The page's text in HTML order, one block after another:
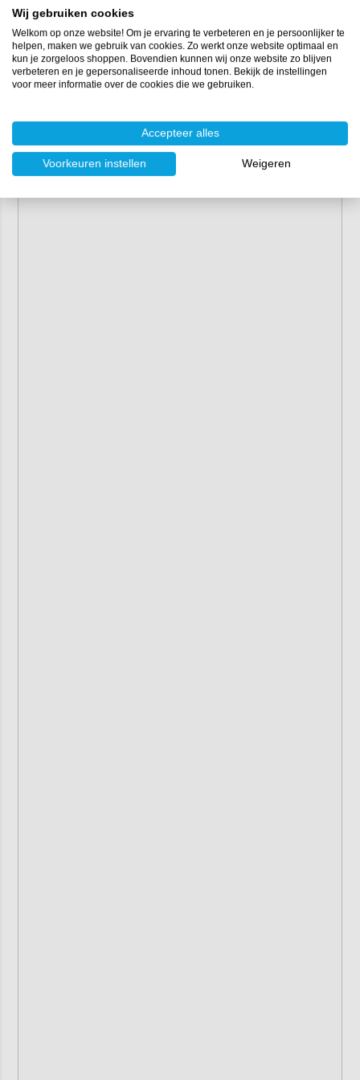
Nylon (schijf)
Staal (stang)
Voor deze menger zijn deonderdelen ook los verkrijgbaar.
Wij gebruiken cookies
Welkom op onze website! Om je ervaring te verbeteren en je persoonlijker te
helpen, maken we gebruik van cookies. Zo werkt onze website optimaal en
kun je zorgeloos shoppen. Bovendien kunnen wij onze website zo blijven
verbeteren en je gepersonaliseerde inhoud tonen. Bekijk de instellingen
voor meer informatie over de cookies die we gebruiken.
Accepteer alles
Voorkeuren instellen Weigeren